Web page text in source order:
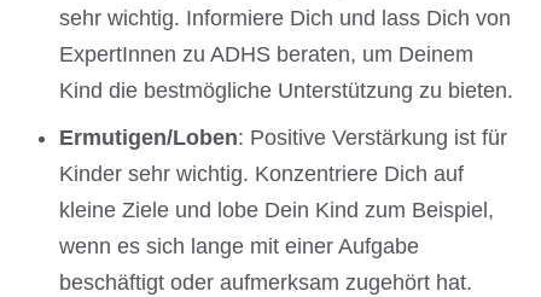
sehr wichtig. Informiere Dich und lass Dich von
ExpertInnen zu ADHS beraten, um Deinem
Kind die bestmögliche Unterstützung zu bieten.
Ermutigen/Loben: Positive Verstärkung ist für
Kinder sehr wichtig. Konzentriere Dich auf
kleine Ziele und lobe Dein Kind zum Beispiel,
wenn es sich lange mit einer Aufgabe
beschäftigt oder aufmerksam zugehört hat.